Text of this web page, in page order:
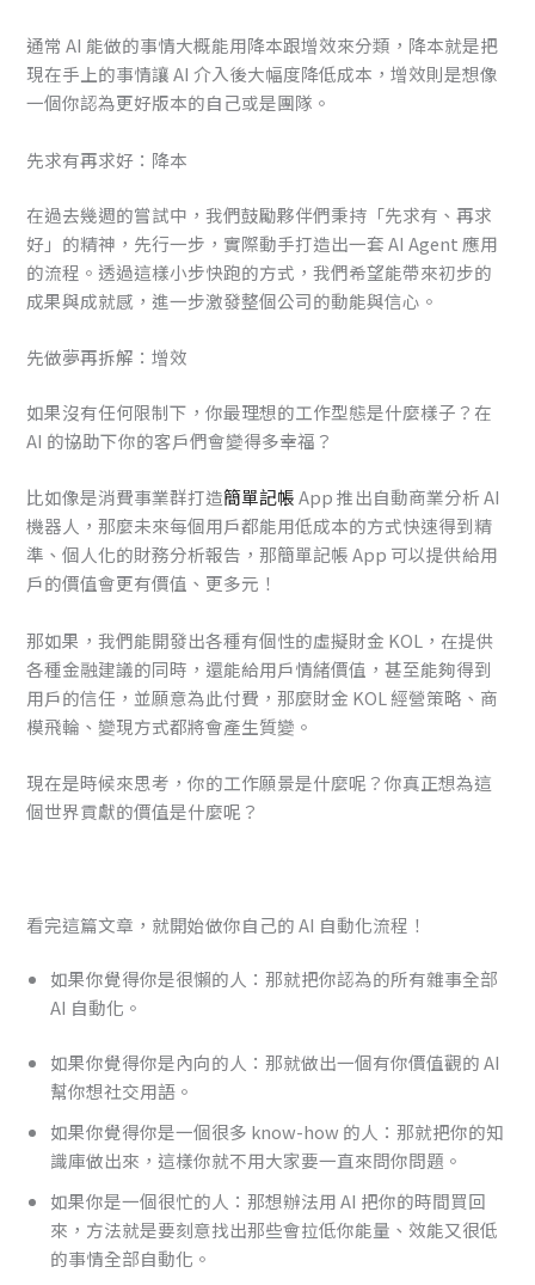
通常 AI 能做的事情大概能用降本跟增效來分類，降本就是把
現在手上的事情讓 AI 介入後大幅度降低成本，增效則是想像
一個你認為更好版本的自己或是團隊。
先求有再求好：降本
在過去幾週的嘗試中，我們鼓勵夥伴們秉持「先求有、再求
好」的精神，先行一步，實際動手打造出一套 AI Agent 應用
的流程。透過這樣小步快跑的方式，我們希望能帶來初步的
成果與成就感，進一步激發整個公司的動能與信心。
先做夢再拆解：增效
如果沒有任何限制下，你最理想的工作型態是什麼樣子？在
AI 的協助下你的客戶們會變得多幸福？
比如像是消費事業群打造簡單記帳App 推出自動商業分析 AI
機器人，那麼未來每個用戶都能用低成本的方式快速得到精
準、個人化的財務分析報告，那簡單記帳 App 可以提供給用
戶的價值會更有價值、更多元！
那如果，我們能開發出各種有個性的虛擬財金 KOL，在提供
各種金融建議的同時，還能給用戶情緒價值，甚至能夠得到
用戶的信任，並願意為此付費，那麼財金 KOL 經營策略、商
模飛輪、變現方式都將會產生質變。
現在是時候來思考，你的工作願景是什麼呢？你真正想為這
個世界貢獻的價值是什麼呢？
看完這篇文章，就開始做你自己的 AI 自動化流程！
如果你覺得你是很懶的人：那就把你認為的所有雜事全部
AI 自動化。
如果你覺得你是內向的人：那就做出一個有你價值觀的 AI
幫你想社交用語。
如果你覺得你是一個很多 know-how 的人：那就把你的知
識庫做出來，這樣你就不用大家要一直來問你問題。
如果你是一個很忙的人：那想辦法用 AI 把你的時間買回
來，方法就是要刻意找出那些會拉低你能量、效能又很低
的事情全部自動化。